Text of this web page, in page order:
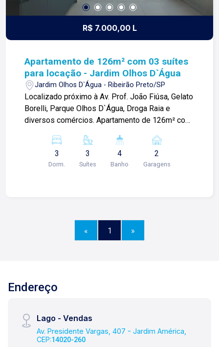
R$ 7.000,00 L
Apartamento de 126m² com 03 suítes
para locação - Jardim Olhos D`Água
Jardim Olhos D`Água - Ribeirão Preto/SP
Localizado próximo à Av. Prof. João Fiúsa, Gelato
Borelli, Parque Olhos D`Água, Droga Raia e
diversos comércios. Apartamento de 126m² com:
Varanda gourmet; -Cozinha; -Despensa; -Área de
serviço; -Área técnica; -Box; -02 vagas de
garagem; Diferenciais: -Rico em armários; -Todos
construímos laços fortes e indeléveis com
nossos proprietários e clientes. Somos uma
arrojo e a força comercial da atualidade. A Lago é
sua principal imobiliária em Ribeirão Preto!
3
Dorm.
3
Suítes
4
Banho
2
Garagens
« 1 »
Endereço
Lago - Vendas
Av. Presidente Vargas, 407 - Jardim América,
CEP:14020-260